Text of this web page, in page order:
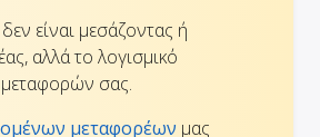
είναι μεσάζοντας ή
αλλά το λογισμικό
μεταφορών σας.
μεταφορέων μας